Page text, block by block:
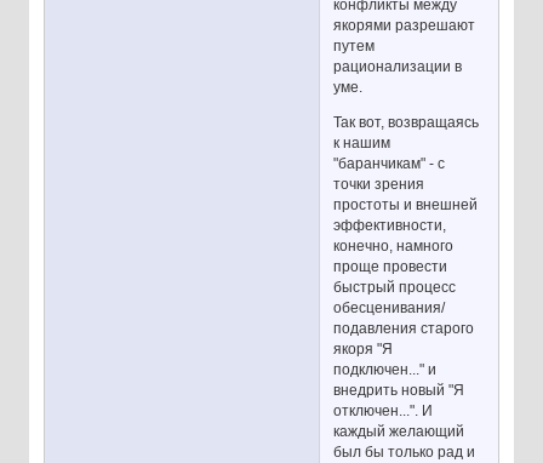
конфликты между
якорями разрешают
путем
рационализации в
уме.
Так вот, возвращаясь
к нашим
"баранчикам" - с
точки зрения
простоты и внешней
эффективности,
конечно, намного
проще провести
быстрый процесс
обесценивания/
подавления старого
якоря "Я
подключен..." и
внедрить новый "Я
отключен...". И
каждый желающий
был бы только рад и